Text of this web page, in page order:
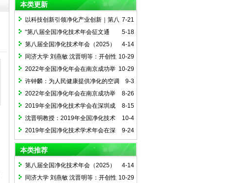
本类更新
7-21
以科技创新引领净化产业创新｜第八
届全国净化技术年会（2025）在郑州召开
5-18
“第八届全国净化技术年会征文通
知”（投稿截止为6月下旬）
4-14
第八届全国净化技术年会（2025）
暨征文通知
10-29
同济大学 刘燕敏 沈晋明等：开创性
标准 ASHRAE 241，降低室内传染性气溶
胶传播风险
10-29
2022年全国净化年会在南京成功举
办
9-3
许钟麟：为人民健康提供净化的空调
8-26
2022年全国净化年会在南京成功举
办
8-15
2019年全国净化技术学会在深圳成
功举行
10-4
沈晋明教授：2019年全国净化技术
学术年会大会致词
9-24
2019年全国净化技术学术年会在深
圳隆重举行
本类推荐
4-14
第八届全国净化技术年会（2025）
暨征文通知
10-29
同济大学 刘燕敏 沈晋明等：开创性